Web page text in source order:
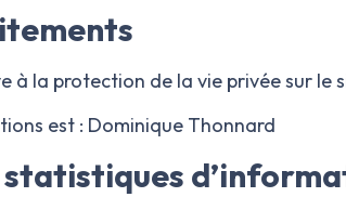
la protection de la vie privée sur le
est : Dominique Thonnard